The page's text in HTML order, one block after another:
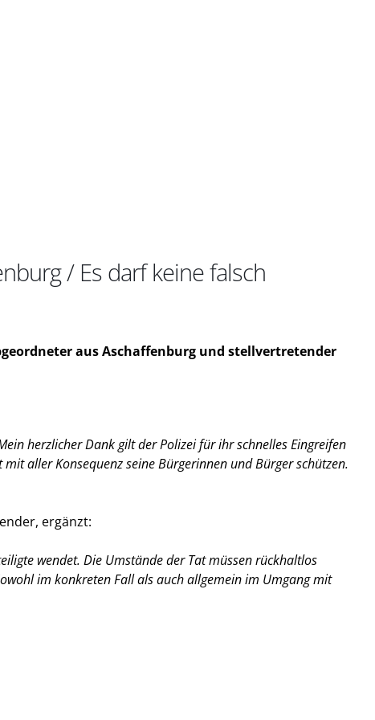
/ Es darf keine falsch
aus Aschaffenburg und stellvertretender
herzlicher Dank gilt der Polizei für ihr schnelles Eingreifen
aller Konsequenz seine Bürgerinnen und Bürger schützen.
ergänzt:
wendet. Die Umstände der Tat müssen rückhaltlos
im konkreten Fall als auch allgemein im Umgang mit